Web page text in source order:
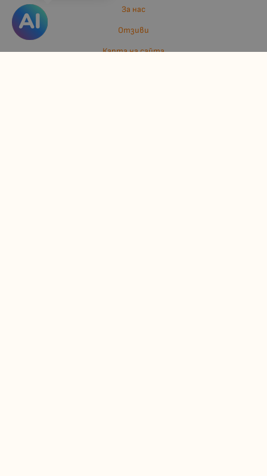
За нас
Отзиви
Карта на сайта